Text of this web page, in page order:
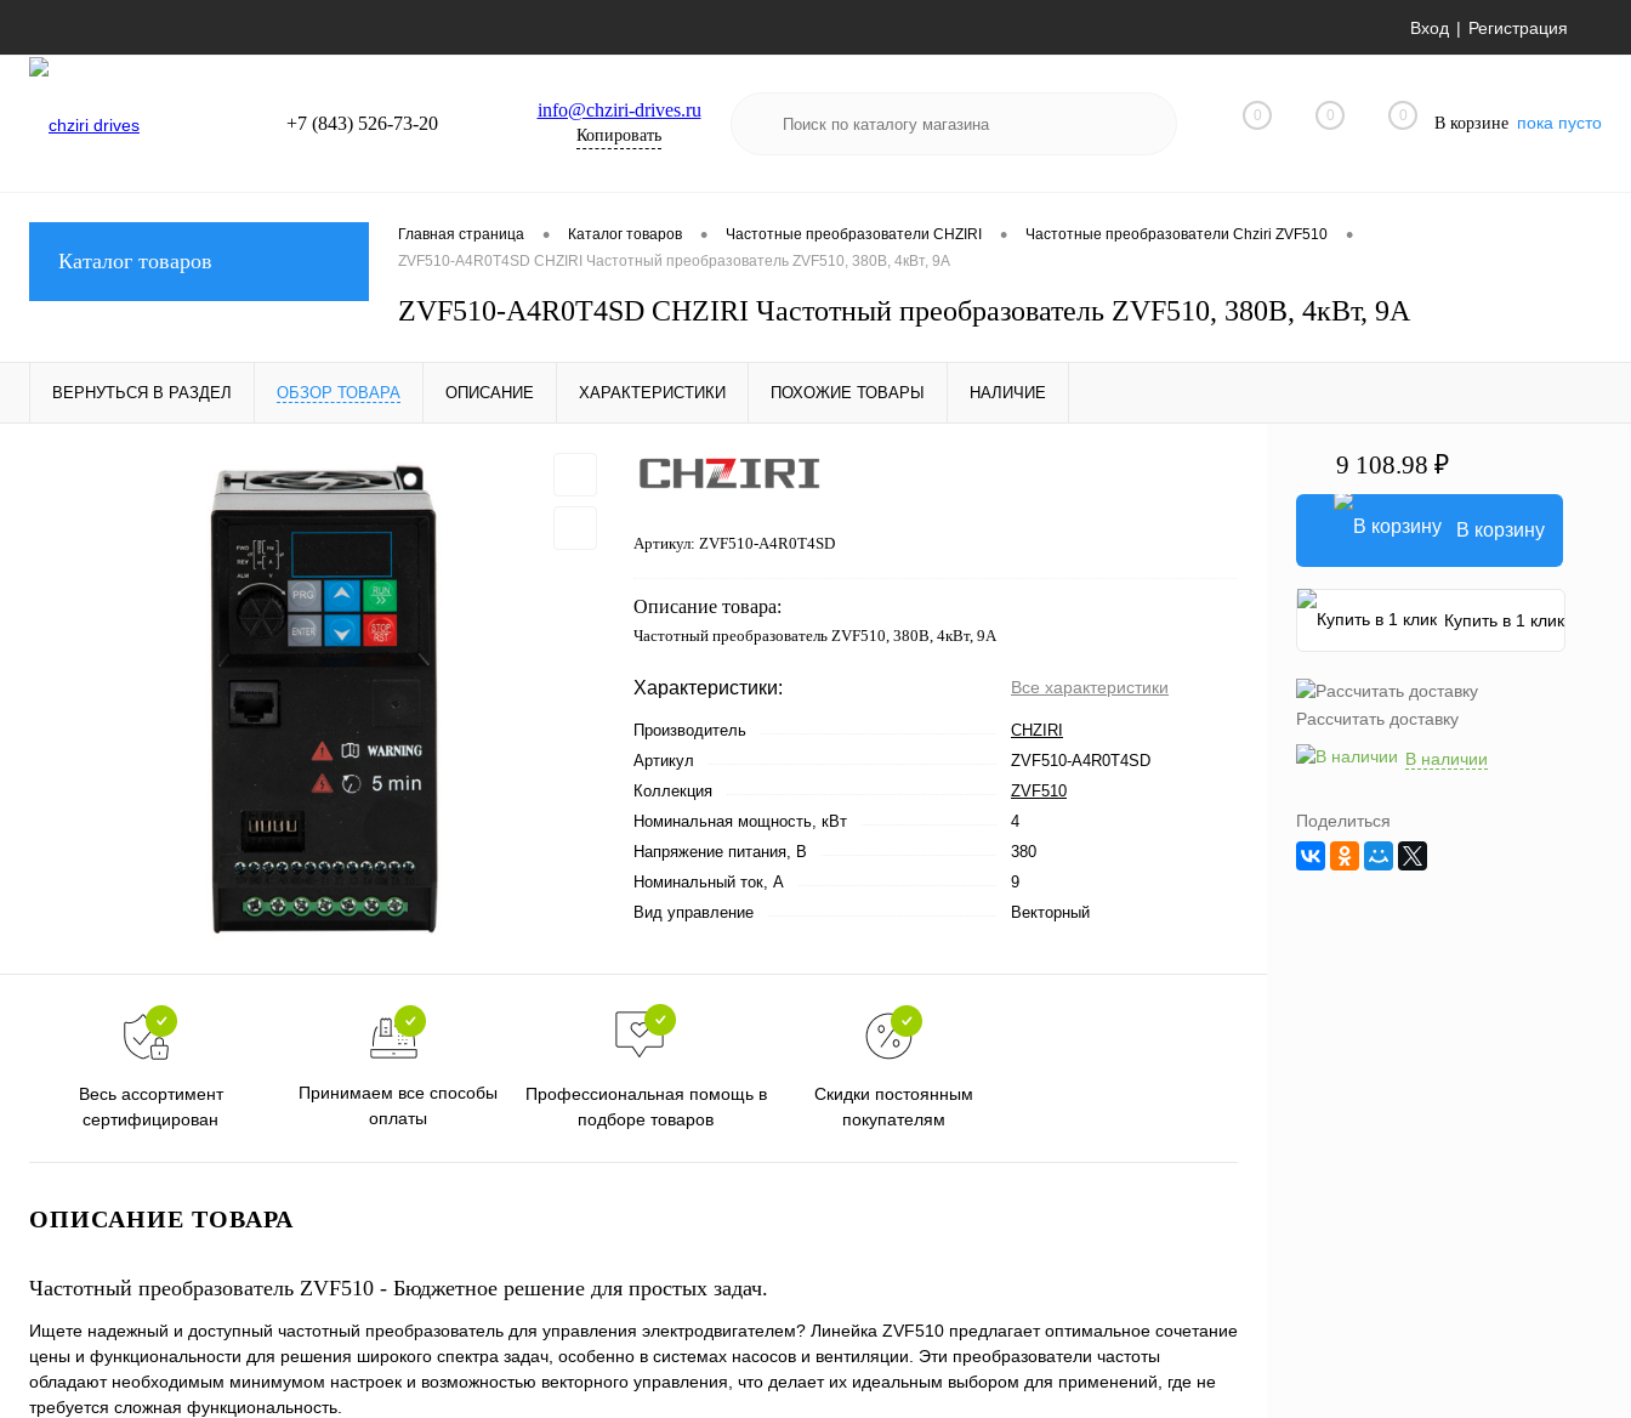
Вход Регистрация
+7 (843) 526-73-20
info@chziri-drives.ru
Копировать
0 0 0 В корзине пока пусто
Каталог товаров
Главная страница • Каталог товаров • Частотные преобразователи CHZIRI • Частотные преобразователи Chziri ZVF510 •
ZVF510-A4R0T4SD CHZIRI Частотный преобразователь ZVF510, 380В, 4кВт, 9А
ZVF510-A4R0T4SD CHZIRI Частотный преобразователь ZVF510, 380В, 4кВт, 9А
ВЕРНУТЬСЯ В РАЗДЕЛ ОБЗОР ТОВАРА ОПИСАНИЕ ХАРАКТЕРИСТИКИ ПОХОЖИЕ ТОВАРЫ НАЛИЧИЕ
Артикул: ZVF510-A4R0T4SD
Описание товара:
Частотный преобразователь ZVF510, 380В, 4кВт, 9А
Характеристики: Все характеристики
Производитель
CHZIRI
Артикул
ZVF510-A4R0T4SD
Коллекция
ZVF510
Номинальная мощность, кВт
4
Напряжение питания, В
380
Номинальный ток, А
9
Вид управление
Векторный
Весь ассортимент
сертифицирован
Принимаем все способы
оплаты
Профессиональная помощь в
подборе товаров
Скидки постоянным
покупателям
ОПИСАНИЕ ТОВАРА
Частотный преобразователь ZVF510 - Бюджетное решение для простых задач.
Ищете надежный и доступный частотный преобразователь для управления электродвигателем? Линейка ZVF510 предлагает оптимальное сочетание
цены и функциональности для решения широкого спектра задач, особенно в системах насосов и вентиляции. Эти преобразователи частоты
обладают необходимым минимумом настроек и возможностью векторного управления, что делает их идеальным выбором для применений, где не
требуется сложная функциональность.
9 108.98 ₽
В корзину
Купить в 1 клик
Рассчитать доставку
В наличии
Поделиться